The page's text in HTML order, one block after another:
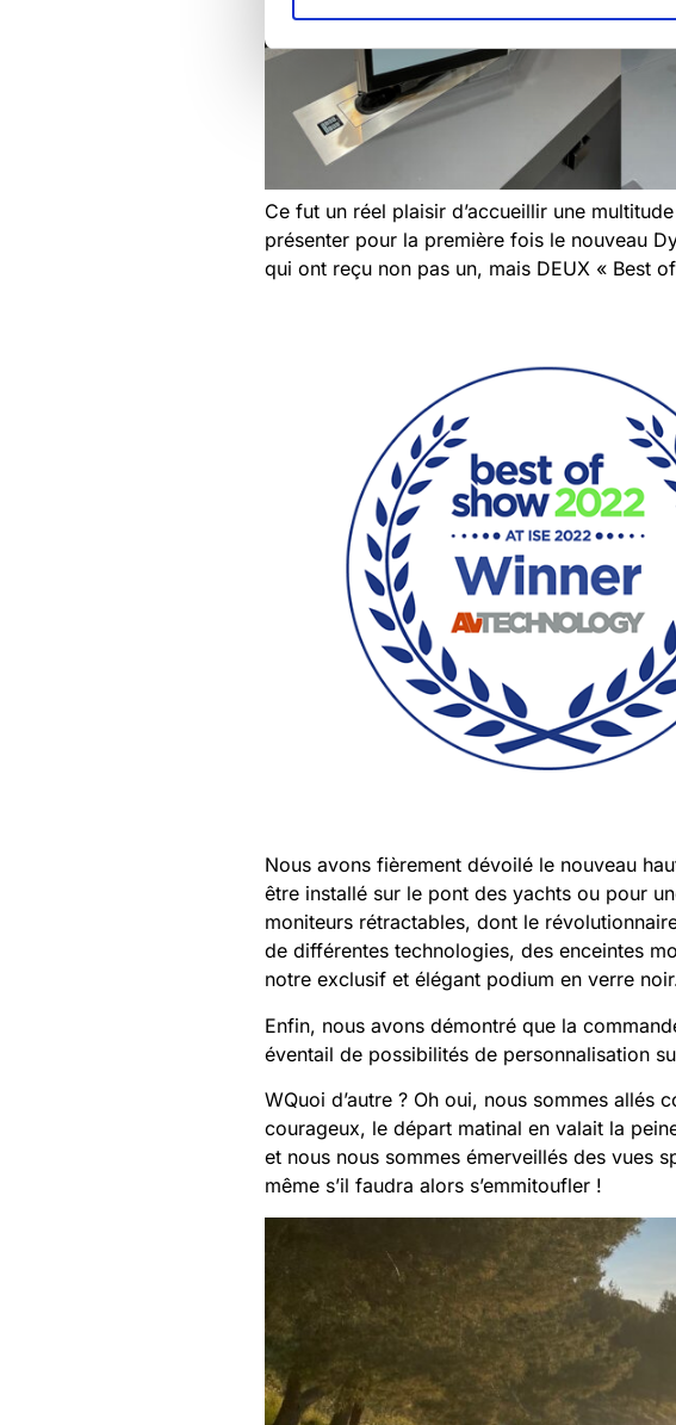
Ce fut un réel plaisir d’accueillir une
présenter pour la première fois le nouveau
qui ont reçu non pas un, mais DEUX « Best
Nous avons fièrement dévoilé le nouveau
être installé sur le pont des yachts ou pour
moniteurs rétractables, dont le
de différentes technologies, des enceintes
notre exclusif et élégant podium en verre
Enfin, nous avons démontré que la
éventail de possibilités de personnalisation
WQuoi d’autre ? Oh oui, nous sommes
courageux, le départ matinal en valait la
et nous nous sommes émerveillés des vues
même s’il faudra alors s’emmitoufler !